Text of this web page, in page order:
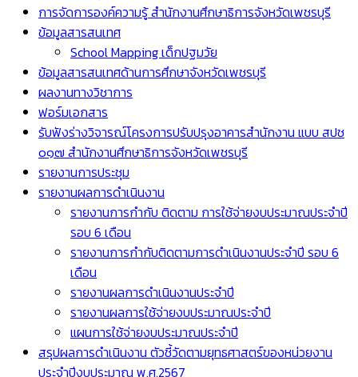
การจัดการองค์ความรู้ สำนักงานศึกษาธิการจังหวัดเพชรบุรี
ข้อมูลสารสนเทศ
School Mapping เด็กปฐมวัย
ข้อมูลสารสนเทศด้านการศึกษาจังหวัดเพชรบุรี
ผลงานทางวิชาการ
ฟอร์มเอกสาร
รับฟังร่างวิจารณ์โครงการปรับปรุงอาคารสำนักงาน แบบ สปช
๐๑๗ สำนักงานศึกษาธิการจังหวัดเพชรบุรี
รายงานการประชุม
รายงานผลการดำเนินงาน
รายงานการกำกับ ติดตาม การใช้จ่ายงบประมาณประจำปี
รอบ 6 เดือน
รายงานการกำกับติดตามการดำเนินงานประจำปี รอบ 6
เดือน
รายงานผลการดำเนินงานประจำปี
รายงานผลการใช้จ่ายงบประมาณประจำปี
แผนการใช้จ่ายงบประมาณประจำปี
สรุปผลการดำเนินงาน ตัวชี้วัดตามยุทธศาสตร์ของหน่วยงาน
ประจำปีงบประมาณ พ.ศ.2567